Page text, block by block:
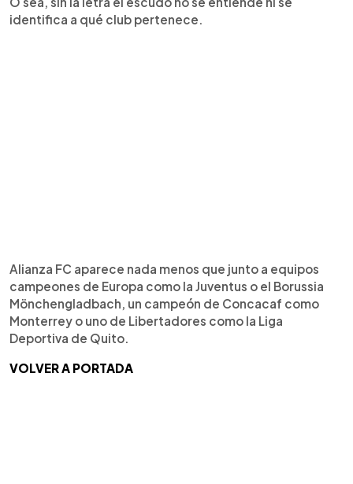
identifica a qué club pertenece.
Alianza FC aparece nada menos que junto a equipos
campeones de Europa como la Juventus o el Borussia
Mönchengladbach, un campeón de Concacaf como
Monterrey o uno de Libertadores como la Liga
Deportiva de Quito.
VOLVER A PORTADA